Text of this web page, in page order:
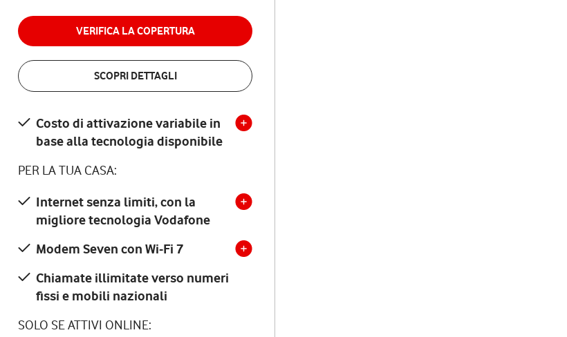
VERIFICA LA COPERTURA
SCOPRI DETTAGLI
Costo di attivazione variabile in
base alla tecnologia disponibile
PER LA TUA CASA:
Internet senza limiti, con la
migliore tecnologia Vodafone
Modem Seven con Wi-Fi 7
Chiamate illimitate verso numeri
fissi e mobili nazionali
SOLO SE ATTIVI ONLINE: